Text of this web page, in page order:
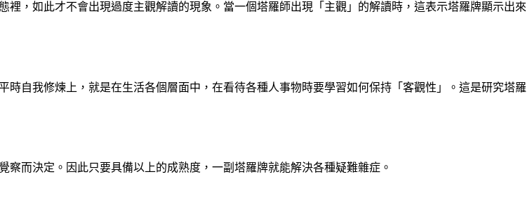
，如此才不會出現過度主觀解讀的現象。當一個塔羅師出現「主觀」的解讀時，這表示塔羅牌顯示出來
自我修煉上，就是在生活各個層面中，在看待各種人事物時要學習如何保持「客觀性」。這是研究塔羅
而決定。因此只要具備以上的成熟度，一副塔羅牌就能解決各種疑難雜症。